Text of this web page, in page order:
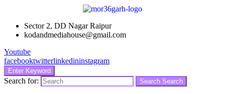
Sector 2, DD Nagar Raipur
kodandmediahouse@gmail.com
Youtube
facebooktwitterlinkedininstagram
Enter Keyword
Search for: Search Search